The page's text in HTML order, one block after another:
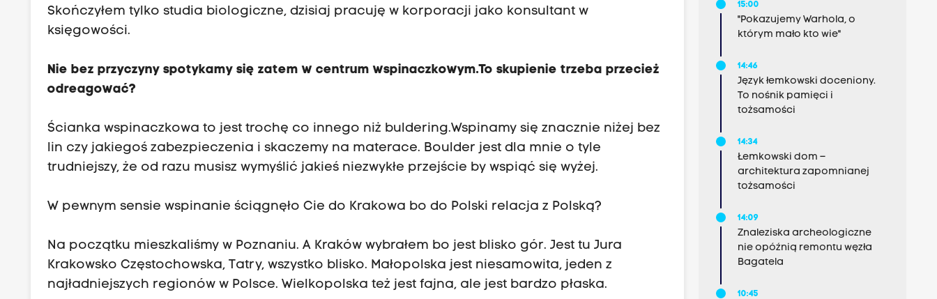
Skończyłem tylko studia biologiczne, dzisiaj pracuję w korporacji jako konsultant w
księgowości.
Nie bez przyczyny spotykamy się zatem w centrum wspinaczkowym.To skupienie trzeba przecież
odreagować?
Ścianka wspinaczkowa to jest trochę co innego niż buldering.Wspinamy się znacznie niżej bez
lin czy jakiegoś zabezpieczenia i skaczemy na materace. Boulder jest dla mnie o tyle
trudniejszy, że od razu musisz wymyślić jakieś niezwykłe przejście by wspiąć się wyżej.
W pewnym sensie wspinanie ściągnęło Cie do Krakowa bo do Polski relacja z Polską?
Na początku mieszkaliśmy w Poznaniu. A Kraków wybrałem bo jest blisko gór. Jest tu Jura
Krakowsko Częstochowska, Tatry, wszystko blisko. Małopolska jest niesamowita, jeden z
najładniejszych regionów w Polsce. Wielkopolska też jest fajna, ale jest bardzo płaska.
15:00
"Pokazujemy Warhola, o
którym mało kto wie"
14:46
Język łemkowski doceniony.
To nośnik pamięci i
tożsamości
14:34
Łemkowski dom –
architektura zapomnianej
tożsamości
14:09
Znaleziska archeologiczne
nie opóźnią remontu węzła
Bagatela
10:45